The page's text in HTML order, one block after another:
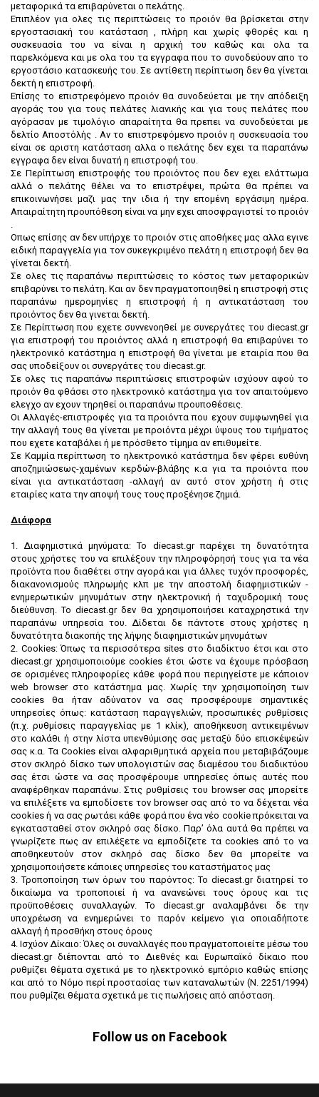
μεταφορικά τα επιβαρύνεται ο πελάτης.
Επιπλέον για ολες τις περιπτώσεις το προιόν θα βρίσκεται στην
εργοστασιακή του κατάσταση , πλήρη και χωρίς φθορές και η
συσκευασία του να είναι η αρχική του καθώς και ολα τα
παρελκόμενα και με ολα του τα εγγραφα που το συνοδεύουν απο το
εργοστάσιο κατασκευής του. Σε αντίθετη περίπτωση δεν θα γίνεται
δεκτή η επιστροφή.
Επίσης το επιστρεφόμενο προιόν θα συνοδεύεται με την απόδειξη
αγοράς του για τους πελάτες λιανικής και για τους πελάτες που
αγόρασαν με τιμολόγιο απαραίτητα θα πρεπει να συνοδεύεται με
δελτίο Αποστόλής . Αν το επιστρεφόμενο προιόν η συσκευασία του
είναι σε αριστη κατάσταση αλλα ο πελάτης δεν εχει τα παραπάνω
εγγραφα δεν είναι δυνατή η επιστροφή του.
Σε Περίπτωση επιστροφής του προιόντος που δεν εχει ελάττωμα
αλλά ο πελάτης θέλει να το επιστρέψει, πρώτα θα πρέπει να
επικοινωνήσει μαζι μας την ιδια ή την επομένη εργάσιμη ημέρα.
Απαιραίτητη προυπόθεση είναι να μην εχει αποσφραγιστεί το προιόν
.
Οπως επίσης αν δεν υπήρχε το προιόν στις αποθήκες μας αλλα εγινε
ειδική παραγγελία για τον συκεγκριμένο πελάτη η επιστροφή δεν θα
γίνεται δεκτή.
Σε ολες τις παραπάνω περιπτώσεις το κόστος των μεταφορικών
επιβαρύνει το πελάτη. Και αν δεν πραγματοποιηθεί η επιστροφή στις
παραπάνω ημερομηνίες η επιστροφή ή η αντικατάσταση του
προιόντος δεν θα γινεται δεκτή.
Σε Περίπτωση που εχετε συννενοηθεί με συνεργάτες του diecast.gr
για επιστροφή του προιόντος αλλά η επιστροφή θα επιβαρύνει το
ηλεκτρονικό κατάστημα η επιστροφή θα γίνεται με εταιρία που θα
σας υποδείξουν οι συνεργάτες του diecast.gr.
Σε ολες τις παραπάνω περιπτώσεις επιστροφών ισχύουν αφού το
προιόν θα φθάσει στο ηλεκτρονικό κατάστημα για τον απαιτούμενο
ελεγχο αν εχουν τηρηθεί οι παραπάνω προυποθέσεις.
Οι Αλλαγές-επιστροφές για τα προιόντα που εχουν συμφωνηθεί για
την αλλαγή τους θα γίνεται με προιόντα μέχρι ύψους του τιμήματος
που εχετε καταβάλει ή με πρόσθετο τίμημα αν επιθυμείτε.
Σε Καμμία περίπτωση το ηλεκτρονικό κατάστημα δεν φέρει ευθύνη
αποζημιώσεως-χαμένων κερδών-βλάβης κ.α για τα προιόντα που
είναι για αντικατάσταση -αλλαγή αν αυτό στον χρήστη ή στις
εταιρίες κατα την αποψή τους τους προξένησε ζημιά.
Διάφορα
1. Διαφημιστικά μηνύματα: Το diecast.gr παρέχει τη δυνατότητα
στους χρήστες του να επιλέξουν την πληροφόρησή τους για τα νέα
προϊόντα που διαθέτει στην αγορά και για άλλες τυχόν προσφορές,
διακανονισμούς πληρωμής κλπ με την αποστολή διαφημιστικών -
ενημερωτικών μηνυμάτων στην ηλεκτρονική ή ταχυδρομική τους
διεύθυνση. Το diecast.gr δεν θα χρησιμοποιήσει καταχρηστικά την
παραπάνω υπηρεσία του. Δίδεται δε πάντοτε στους χρήστες η
δυνατότητα διακοπής της λήψης διαφημιστικών μηνυμάτων
2. Cookies: Όπως τα περισσότερα sites στο διαδίκτυο έτσι και στο
diecast.gr χρησιμοποιούμε cookies έτσι ώστε να έχουμε πρόσβαση
σε ορισμένες πληροφορίες κάθε φορά που περιηγείστε με κάποιον
web browser στο κατάστημα μας. Χωρίς την χρησιμοποίηση των
cookies θα ήταν αδύνατον να σας προσφέρουμε σημαντικές
υπηρεσίες όπως: κατάσταση παραγγελιών, προσωπικές ρυθμίσεις
(π.χ. ρυθμίσεις παραγγελίας με 1 κλίκ), αποθήκευση αντικειμένων
στο καλάθι ή στην λίστα υπενθύμισης σας μεταξύ δύο επισκέψεών
σας κ.α. Τα Cookies είναι αλφαριθμητικά αρχεία που μεταβιβάζουμε
στον σκληρό δίσκο των υπολογιστών σας διαμέσου του διαδικτύου
σας έτσι ώστε να σας προσφέρουμε υπηρεσίες όπως αυτές που
αναφέρθηκαν παραπάνω. Στις ρυθμίσεις του browser σας μπορείτε
να επιλέξετε να εμποδίσετε τον browser σας από το να δέχεται νέα
cookies ή να σας ρωτάει κάθε φορά που ένα νέο cookie πρόκειται να
εγκατασταθεί στον σκληρό σας δίσκο. Παρ’ όλα αυτά θα πρέπει να
γνωρίζετε πως αν επιλέξετε να εμποδίζετε τα cookies από το να
αποθηκευτούν στον σκληρό σας δίσκο δεν θα μπορείτε να
χρησιμοποιήσετε κάποιες υπηρεσίες του καταστήματος μας
3. Τροποποίηση των όρων του παρόντος: Το diecast.gr διατηρεί το
δικαίωμα να τροποποιεί ή να ανανεώνει τoυς όρους και τις
προϋποθέσεις συναλλαγών. To diecast.gr αναλαμβάνει δε την
υποχρέωση να ενημερώνει το παρόν κείμενο για οποιαδήποτε
αλλαγή ή προσθήκη στους όρους
4. Ισχύον Δίκαιο: Όλες οι συναλλαγές που πραγματοποιείτε μέσω του
diecast.gr διέπονται από το Διεθνές και Ευρωπαϊκό δίκαιο που
ρυθμίζει θέματα σχετικά με το ηλεκτρονικό εμπόριο καθώς επίσης
και από το Νόμο περί προστασίας των καταναλωτών (Ν. 2251/1994)
που ρυθμίζει θέματα σχετικά με τις πωλήσεις από απόσταση.
Follow us on Facebook